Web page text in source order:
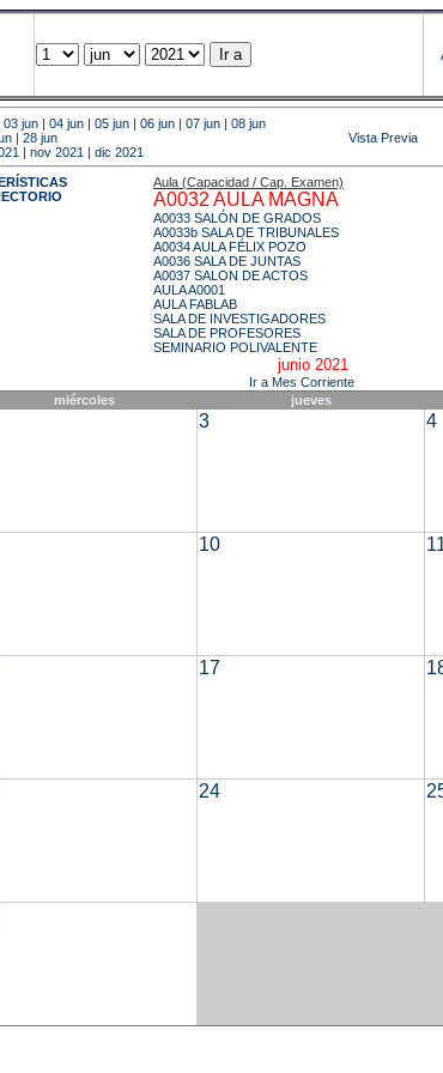
03 jun | 04 jun | 05 jun | 06 jun | 07 jun | 08 jun
| 28 jun
Vista Previa
| nov 2021 | dic 2021
Aula (Capacidad / Cap. Examen)
A0032 AULA MAGNA
A0033 SALÓN DE GRADOS
A0033b SALA DE TRIBUNALES
A0034 AULA FÉLIX POZO
A0036 SALA DE JUNTAS
A0037 SALON DE ACTOS
AULA A0001
AULA FABLAB
SALA DE INVESTIGADORES
SALA DE PROFESORES
SEMINARIO POLIVALENTE
junio 2021
Ir a Mes Corriente
miércoles jueves
3 4
10
17
24